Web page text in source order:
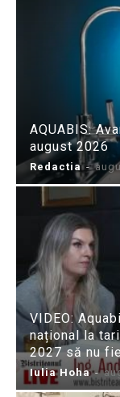
AQUABIS:
august 2026
Redactia -
VIDEO:
național la
2027 să nu
Iulia Hoha -